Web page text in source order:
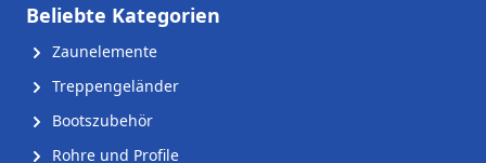
Beliebte Kategorien
Zaunelemente
Treppengeländer
Bootszubehör
Rohre und Profile